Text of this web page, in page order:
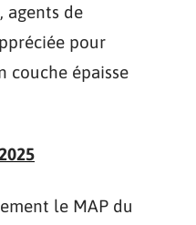
agents de
pour
couche épaisse
le MAP du